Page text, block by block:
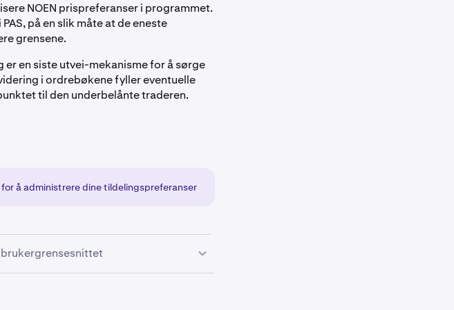
NOEN prispreferanser i programmet.
på en slik måte at de eneste
grensene.
en siste utvei-mekanisme for å sørge
i ordrebøkene fyller eventuelle
til den underbelånte traderen.
å administrere dine tildelingspreferanser